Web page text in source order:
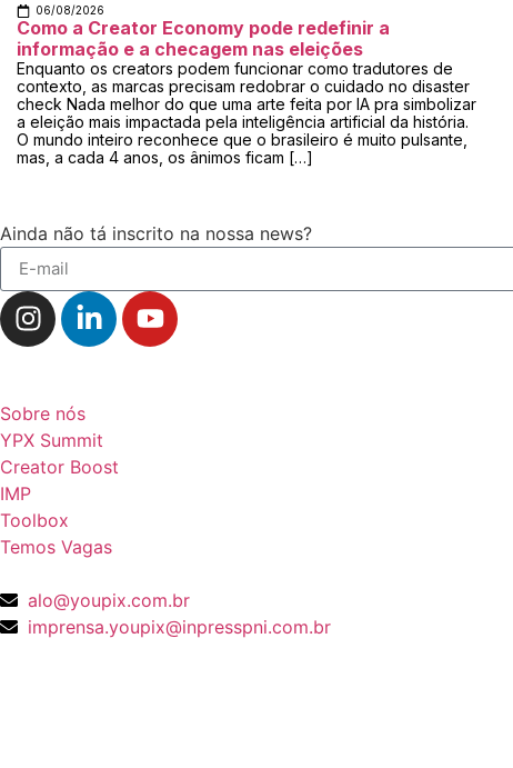
06/08/2026
Como a Creator Economy pode redefinir a
informação e a checagem nas eleições
Enquanto os creators podem funcionar como tradutores de
contexto, as marcas precisam redobrar o cuidado no disaster
check Nada melhor do que uma arte feita por IA pra simbolizar
a eleição mais impactada pela inteligência artificial da história.
O mundo inteiro reconhece que o brasileiro é muito pulsante,
mas, a cada 4 anos, os ânimos ficam […]
Ainda não tá inscrito na nossa news?
Sobre nós
YPX Summit
Creator Boost
IMP
Toolbox
Temos Vagas
alo@youpix.com.br
imprensa.youpix@inpresspni.com.br